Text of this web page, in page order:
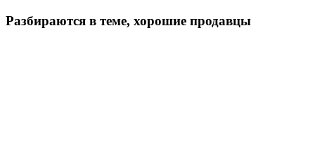
Разбираются в теме, хорошие продавцы